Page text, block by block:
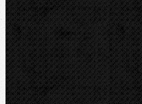
Úkosovače
Hasáky, kleště, klíče
Hasáky